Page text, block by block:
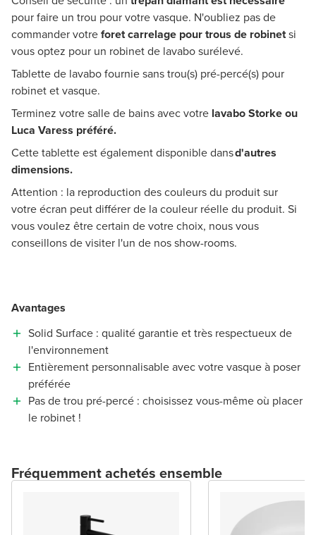
pour faire un trou pour votre vasque. N'oubliez pas de
commander votreforet carrelage pour trous de robinetsi
vous optez pour un robinet de lavabo surélevé.
Tablette de lavabo fournie sans trou(s) pré-percé(s) pour
robinet et vasque.
Terminez votre salle de bains avec votre lavabo Storke ou
Luca Varess préféré.
Cette tablette est également disponible dansd'autres
dimensions.
Attention : la reproduction des couleurs du produit sur
votre écran peut différer de la couleur réelle du produit. Si
vous voulez être certain de votre choix, nous vous
conseillons de visiter l'un de nos show-rooms.
Avantages
Solid Surface : qualité garantie et très respectueux de
l'environnement
Entièrement personnalisable avec votre vasque à poser
préférée
Pas de trou pré-percé : choisissez vous-même où placer
le robinet !
Fréquemment achetés ensemble